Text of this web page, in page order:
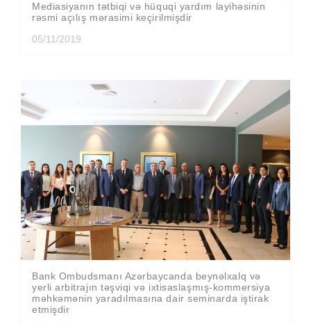
Mediasiyanın tətbiqi və hüquqi yardım layihəsinin
rəsmi açılış mərasimi keçirilmişdir
05/11/2019
Bank Ombudsmanı Azərbaycanda beynəlxalq və
yerli arbitrajın təşviqi və ixtisaslaşmış-kommersiya
məhkəmənin yaradılmasına dair seminarda iştirak
etmişdir